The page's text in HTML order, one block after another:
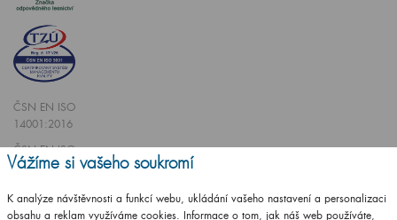
ČSN EN ISO
14001:2016
ČSN EN ISO
9001:2016
Vážíme si vašeho soukromí
K analýze návštěvnosti a funkcí webu, ukládání vašeho nastavení a personalizaci
obsahu a reklam využíváme cookies. Informace o tom, jak náš web používáte,